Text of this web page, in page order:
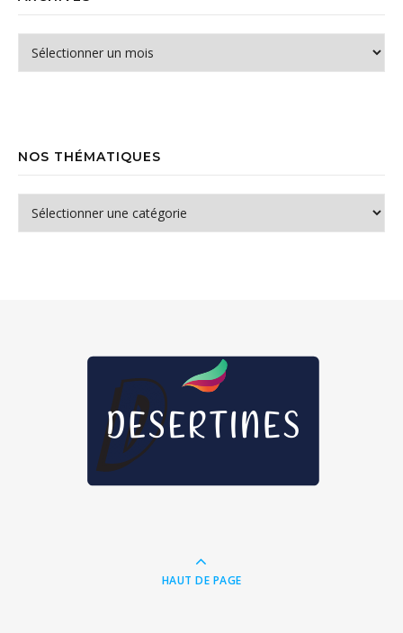
NOS THÉMATIQUES
HAUT DE PAGE